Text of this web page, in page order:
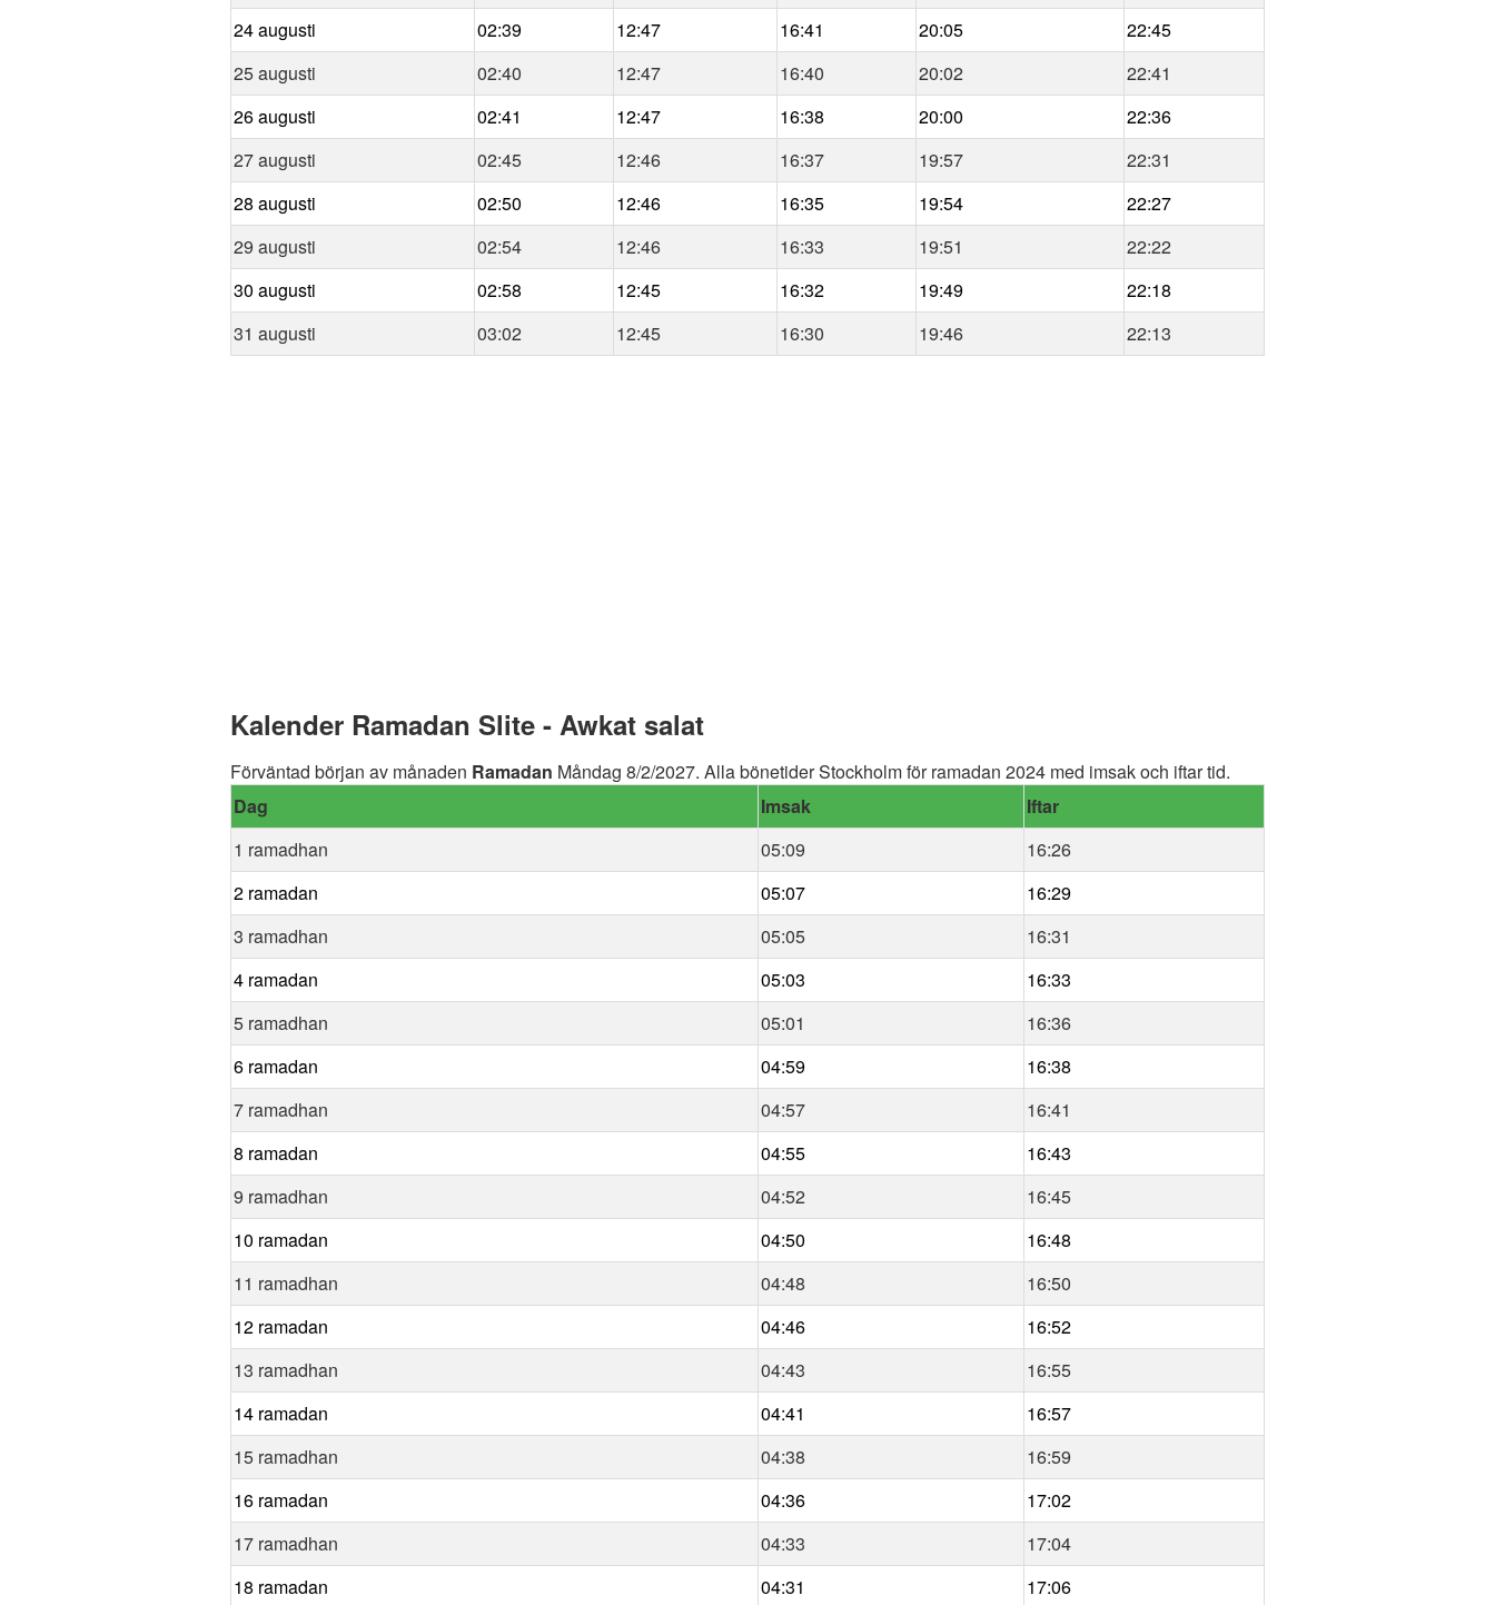
24 augusti
02:39 12:47 16:41 20:05
22:45
25 augusti
02:40 12:47 16:40 20:02
22:41
26 augusti
02:41 12:47 16:38 20:00
22:36
27 augusti
02:45 12:46 16:37 19:57
22:31
28 augusti
02:50 12:46 16:35 19:54
22:27
29 augusti
02:54 12:46 16:33 19:51
22:22
30 augusti
02:58 12:45 16:32 19:49
22:18
31 augusti
03:02 12:45 16:30 19:46 22:13
Kalender Ramadan Slite - Awkat salat
Förväntad början av månaden Ramadan Måndag 8/2/2027. Alla bönetider Stockholm för ramadan 2024 med imsak och iftar tid.
Dag
Imsak
Iftar
1 ramadhan
05:09
16:26
2 ramadan
05:07
16:29
3 ramadhan
05:05
16:31
4 ramadan
05:03
16:33
5 ramadhan
05:01
16:36
6 ramadan
04:59
16:38
7 ramadhan
04:57
16:41
8 ramadan
04:55
16:43
9 ramadhan
04:52
16:45
10 ramadan
04:50
16:48
11 ramadhan
04:48
16:50
12 ramadan
04:46
16:52
13 ramadhan
04:43
16:55
14 ramadan
04:41
16:57
15 ramadhan
04:38
16:59
16 ramadan
04:36
17:02
17 ramadhan
04:33
17:04
18 ramadan
04:31 17:06